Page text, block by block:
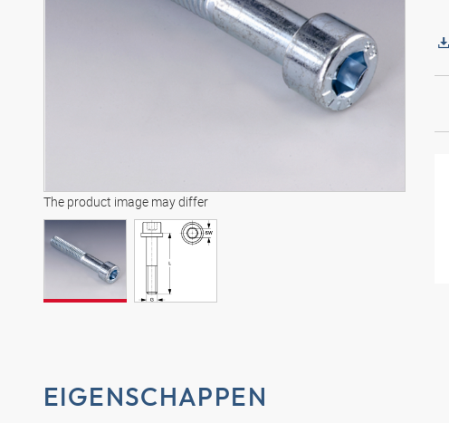
The product image may differ
EIGENSCHAPPEN